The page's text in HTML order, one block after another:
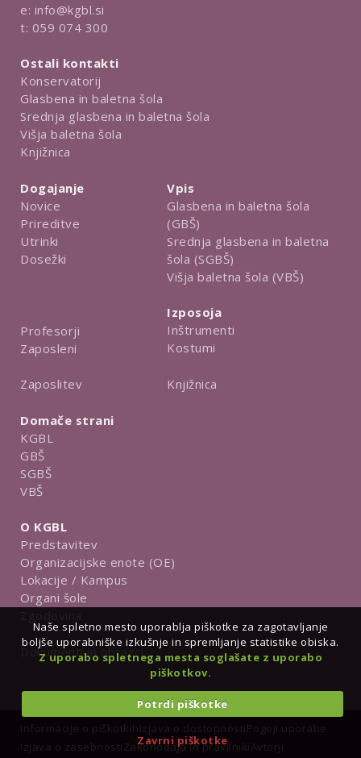
e: info@kgbl.si
t: 059 074 300
Ostali kontakti
Konservatorij
Glasbena in baletna šola
Srednja glasbena in baletna šola
Višja baletna šola
Knjižnica
Dogajanje
Novice
Prireditve
Utrinki
Dosežki
Profesorji
Zaposleni
Zaposlitev
Vpis
Glasbena in baletna šola
(GBŠ)
Srednja glasbena in baletna
šola (SGBŠ)
Višja baletna šola (VBŠ)
Izposoja
Inštrumenti
Kostumi
Knjižnica
Domače strani
KGBL
GBŠ
SGBŠ
VBŠ
O KGBL
Predstavitev
Organizacijske enote (OE)
Lokacije / Kampus
Organi šole
Dokumenti in obrazci
Informacije o piškotkihIzjava o dostopnostiPogoji uporabe
Izjava o zasebnostiZakonodaja in pravilniki Avtorji
Naše spletno mesto uporablja piškotke za zagotavljanje
boljše uporabniške izkušnje in spremljanje statistike obiska.
Z uporabo spletnega mesta soglašate z uporabo
piškotkov.
Potrdi piškotke
Zavrni piškotke